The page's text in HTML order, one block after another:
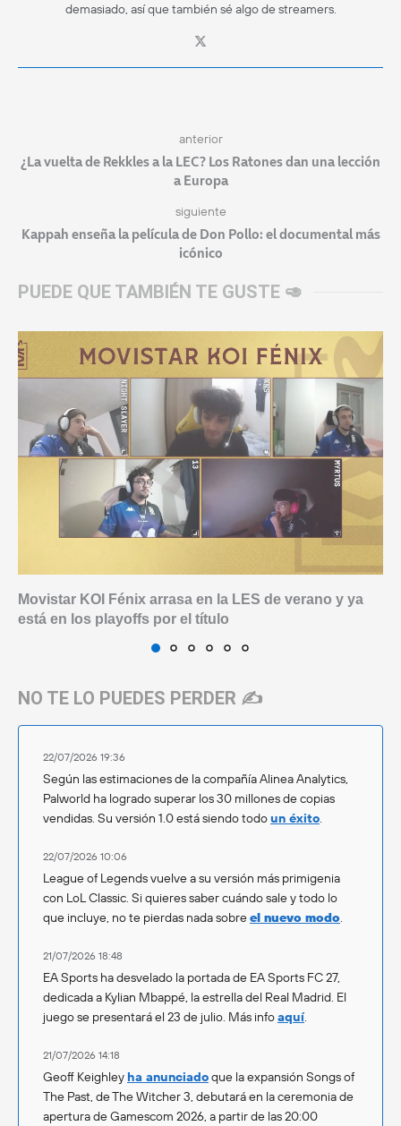
demasiado, así que también sé algo de streamers.
anterior
¿La vuelta de Rekkles a la LEC? Los Ratones dan una lección
a Europa
siguiente
Kappah enseña la película de Don Pollo: el documental más
icónico
PUEDE QUE TAMBIÉN TE GUSTE 🥑
Movistar KOI Fénix arrasa en la LES de verano y ya
está en los playoffs por el título
NO TE LO PUEDES PERDER ✍️
22/07/2026 19:36
Según las estimaciones de la compañía Alinea Analytics,
Palworld ha logrado superar los 30 millones de copias
vendidas. Su versión 1.0 está siendo todoun éxito.
22/07/2026 10:06
League of Legends vuelve a su versión más primigenia
con LoL Classic. Si quieres saber cuándo sale y todo lo
que incluye, no te pierdas nada sobreel nuevo modo.
21/07/2026 18:48
EA Sports ha desvelado la portada de EA Sports FC 27,
dedicada a Kylian Mbappé, la estrella del Real Madrid. El
juego se presentará el 23 de julio. Más infoaquí.
21/07/2026 14:18
Geoff Keighley ha anunciadoque la expansión Songs of
The Past, de The Witcher 3, debutará en la ceremonia de
apertura de Gamescom 2026, a partir de las 20:00